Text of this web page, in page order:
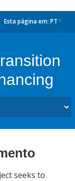
Esta página em: PT
seeks to